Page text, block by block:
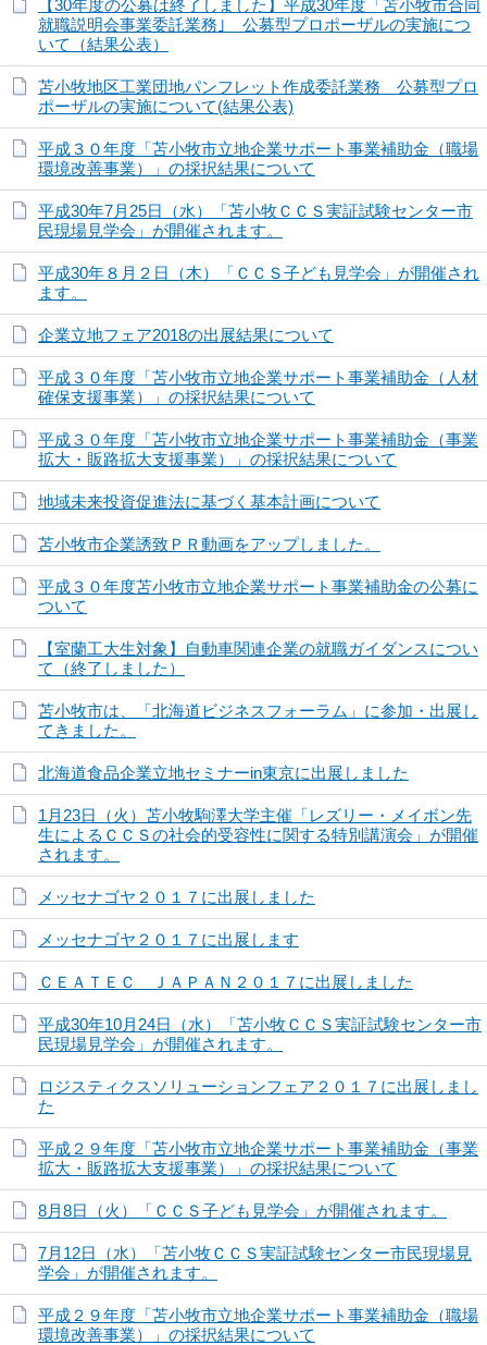
【30年度の公募は終了しました】平成30年度「苫小牧市合同
就職説明会事業委託業務｣ 公募型プロポーザルの実施につ
いて（結果公表）
苫小牧地区工業団地パンフレット作成委託業務 公募型プロ
ポーザルの実施について(結果公表)
平成３０年度「苫小牧市立地企業サポート事業補助金（職場
環境改善事業）」の採択結果について
平成30年7月25日（水）「苫小牧ＣＣＳ実証試験センター市
民現場見学会」が開催されます。
平成30年８月２日（木）「ＣＣＳ子ども見学会」が開催され
ます。
企業立地フェア2018の出展結果について
平成３０年度「苫小牧市立地企業サポート事業補助金（人材
確保支援事業）」の採択結果について
平成３０年度「苫小牧市立地企業サポート事業補助金（事業
拡大・販路拡大支援事業）」の採択結果について
地域未来投資促進法に基づく基本計画について
苫小牧市企業誘致ＰＲ動画をアップしました。
平成３０年度苫小牧市立地企業サポート事業補助金の公募に
ついて
【室蘭工大生対象】自動車関連企業の就職ガイダンスについ
て（終了しました）
苫小牧市は、「北海道ビジネスフォーラム」に参加・出展し
てきました。
北海道食品企業立地セミナーin東京に出展しました
1月23日（火）苫小牧駒澤大学主催「レズリー・メイボン先
生によるＣＣＳの社会的受容性に関する特別講演会」が開催
されます。
メッセナゴヤ２０１７に出展しました
メッセナゴヤ２０１７に出展します
ＣＥＡＴＥＣ ＪＡＰＡＮ２０１７に出展しました
平成30年10月24日（水）「苫小牧ＣＣＳ実証試験センター市
民現場見学会」が開催されます。
ロジスティクスソリューションフェア２０１７に出展しまし
た
平成２９年度「苫小牧市立地企業サポート事業補助金（事業
拡大・販路拡大支援事業）」の採択結果について
8月8日（火）「ＣＣＳ子ども見学会」が開催されます。
7月12日（水）「苫小牧ＣＣＳ実証試験センター市民現場見
学会」が開催されます。
平成２９年度「苫小牧市立地企業サポート事業補助金（職場
環境改善事業）」の採択結果について